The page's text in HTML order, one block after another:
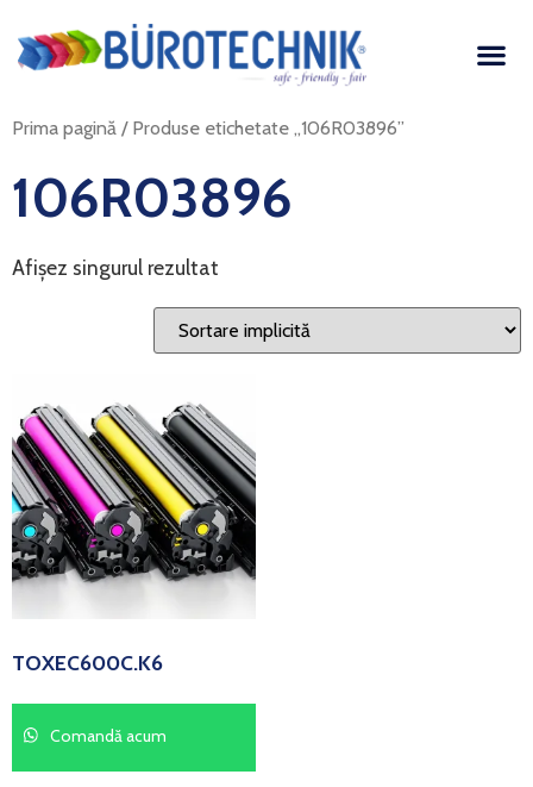
Prima pagină / Produse etichetate „106R03896”
106R03896
Afișez singurul rezultat
TOXEC600C.K6
Comandă acum